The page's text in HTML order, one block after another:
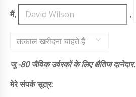
मैं, ,
तत्काल खरीदना चाहते हैं
जू -80 जैविक उर्वरकों के लिए क्षैतिज दानेदार.
मेरे संपर्क सूत्र: